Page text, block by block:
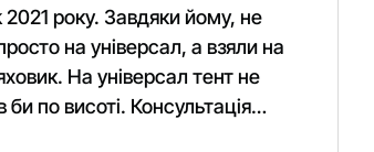
року. Завдяки йому, не
на універсал, а взяли на
На універсал тент не
би по висоті. Консультація